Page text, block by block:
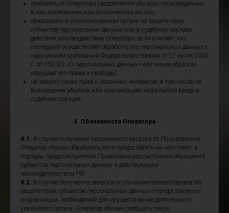
требовать от Оператора уведомления обо всех произведенных
в них изменениях или исключениях из них;
обжаловать в уполномоченном органе по защите прав
субъектов персональных данных или в судебном порядке
действия или бездействие Оператора, если считает, что
последний осуществляет обработку его персональных данных с
нарушением требований Федерального закона от 27 июля 2006
г. № 152-ФЗ «О персональных данных» или иным образом
нарушает его права и свободы;
на защиту своих прав и законных интересов, в том числе на
возмещение убытков или компенсацию морального вреда в
судебном порядке.
4. Обязанности Оператора
4.1. В случае получения письменного запроса от Пользователя,
Оператор обязан обработать его и предоставить на него ответ, в
порядке, предусмотренном Правилами рассмотрения обращений
субъектов персональных данных и действующим
законодательством РФ.
4.2. В случае получения запроса от уполномоченного органа по
защите прав субъектов персональных данных о предоставлении
информации, необходимой для осуществления деятельности
указанного органа, Оператор обязан сообщить такую